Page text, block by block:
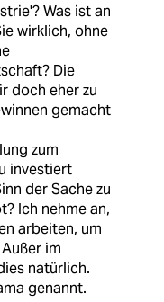
Was ist an
wirklich, ohne
Die
doch eher zu
gemacht
zum
investiert
der Sache zu
Ich nehme an,
arbeiten, um
im
natürlich.
genannt.